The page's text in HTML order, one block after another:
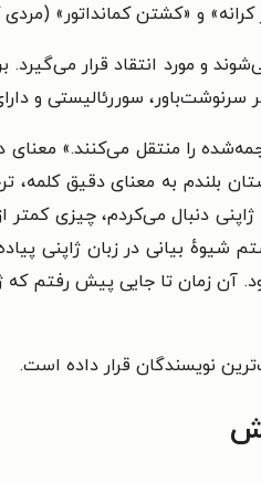
و «کشتن کمانداتور»
و مورد انتقاد قرار
سوررئالیستی و
ترجمه‌شده را منتقل می‌کنند.»
به معنای دقیق کلمه،
دنبال می‌کردم، چیزی کمتر
بیانی در زبان ژاپنی
زمان تا جایی پیش رفتم که
نویسندگان قرار داده است.